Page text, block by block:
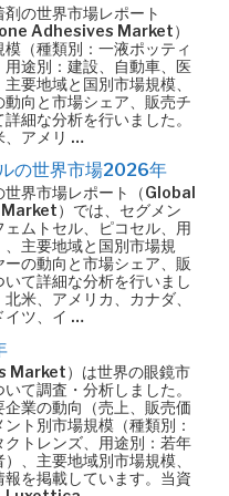
の世界市場レポート
Adhesives Market）
（種類別：一液ポッティ
途別：建設、自動車、医
要地域と国別市場規模、
向と市場シェア、販売チ
細な分析を行いました。
、アメリ …
の世界市場2026年
世界市場レポート（Global
）では、セグメン
ェムトセル、ピコセル、用
主要地域と国別市場規
の動向と市場シェア、販
て詳細な分析を行いまし
米、アメリカ、カナダ、
イツ、イ …
Market）は世界の眼鏡市
て調査・分析しました。
業の動向（売上、販売価
ト別市場規模（種類別：
トレンズ、用途別：若年
、主要地域別市場規模、
を掲載しています。当資